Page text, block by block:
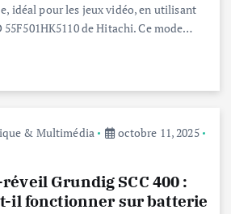
idéal pour les jeux vidéo, en utilisant
55F501HK5110 de Hitachi. Ce mode…
& Multimédia
octobre 11, 2025
Grundig SCC 400 :
il fonctionner sur batterie